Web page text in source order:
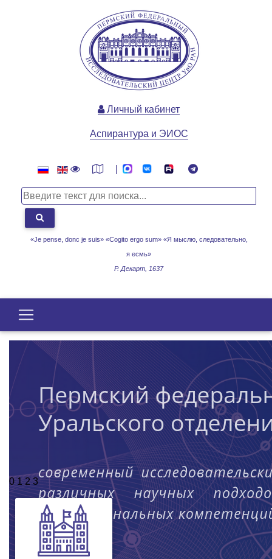
«Je pense, donc je suis» «Cogito ergo sum» «Я мыслю, следовательно,
я есмь»
Р. Декарт, 1637
Личный кабинет
Аспирантура и ЭИОС
0123